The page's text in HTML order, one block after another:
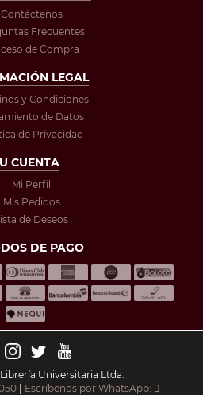
Contáctenos
Frecuentes
de Compra
LEGAL
y Condiciones
de Datos
de Privacidad
CUENTA
Mi Perfil
Mis Pedidos
de Deseos
DE PAGO
Universitaria Ltda.
| Escríbenos por WhatsApp: